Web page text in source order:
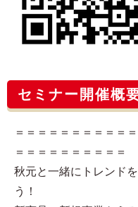
セミナー開催概
＝＝＝＝＝＝＝＝＝＝
＝＝＝＝＝＝＝＝＝＝
秋元と一緒にトレンド
う！